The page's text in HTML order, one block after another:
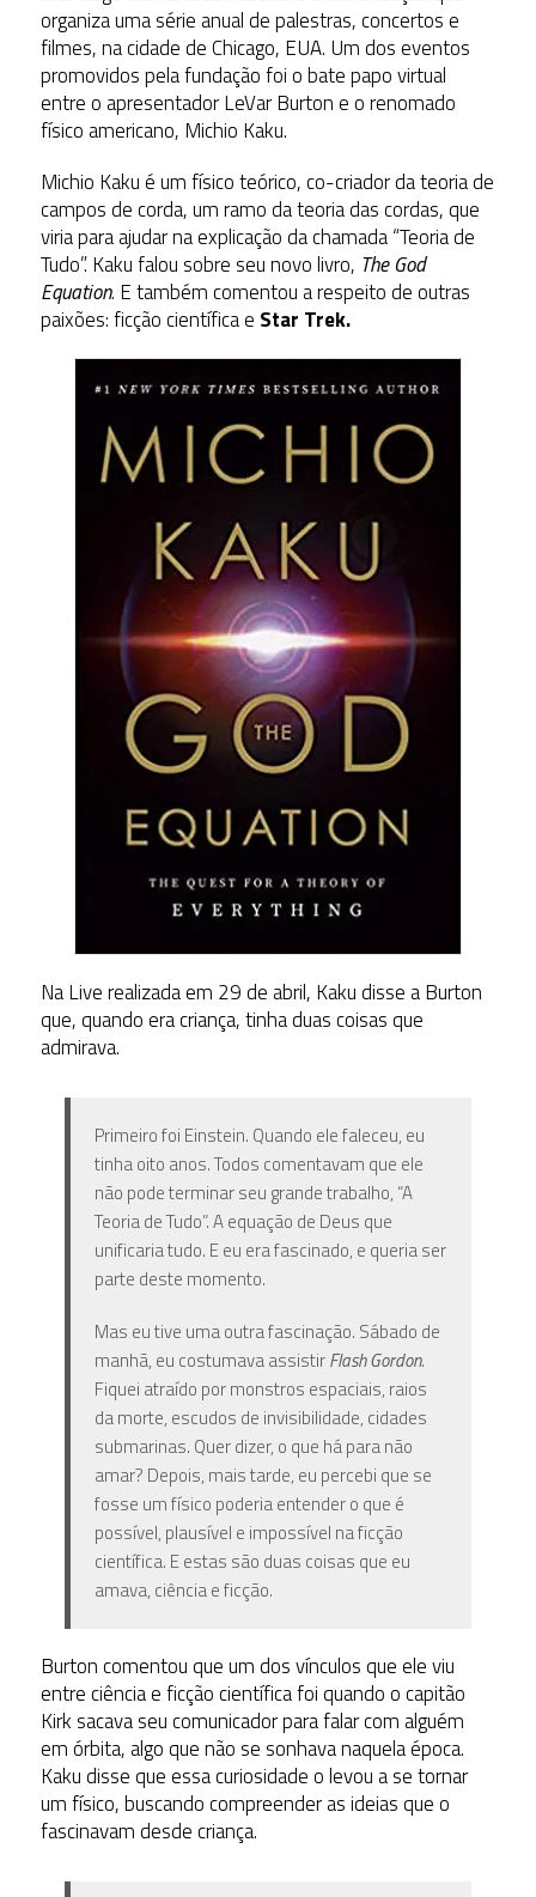
organiza uma série anual de palestras, concertos e
filmes, na cidade de Chicago, EUA. Um dos eventos
promovidos pela fundação foi o bate papo virtual
entre o apresentador LeVar Burton e o renomado
físico americano, Michio Kaku.
Michio Kaku é um físico teórico, co-criador da teoria de
campos de corda, um ramo da teoria das cordas, que
viria para ajudar na explicação da chamada “Teoria de
Tudo”. Kaku falou sobre seu novo livro, The God
Equation. E também comentou a respeito de outras
paixões: ficção científica e Star Trek.
Na Live realizada em 29 de abril, Kaku disse a Burton
que, quando era criança, tinha duas coisas que
admirava.
Primeiro foi Einstein. Quando ele faleceu, eu
tinha oito anos. Todos comentavam que ele
não pode terminar seu grande trabalho, “A
Teoria de Tudo”. A equação de Deus que
unificaria tudo. E eu era fascinado, e queria ser
parte deste momento.
Mas eu tive uma outra fascinação. Sábado de
manhã, eu costumava assistirFlash Gordon.
Fiquei atraído por monstros espaciais, raios
da morte, escudos de invisibilidade, cidades
submarinas. Quer dizer, o que há para não
amar? Depois, mais tarde, eu percebi que se
fosse um físico poderia entender o que é
possível, plausível e impossível na ficção
científica. E estas são duas coisas que eu
amava, ciência e ficção.
Burton comentou que um dos vínculos que ele viu
entre ciência e ficção científica foi quando o capitão
Kirk sacava seu comunicador para falar com alguém
em órbita, algo que não se sonhava naquela época.
Kaku disse que essa curiosidade o levou a se tornar
um físico, buscando compreender as ideias que o
fascinavam desde criança.